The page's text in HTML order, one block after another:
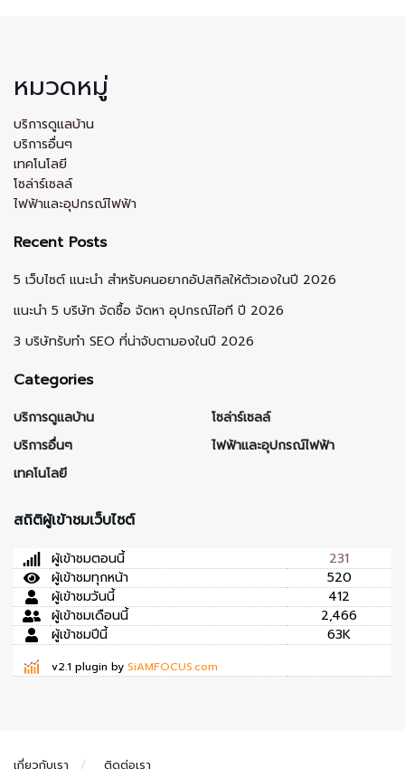
หมวดหมู่
บริการดูแลบ้าน
บริการอื่นๆ
เทคโนโลยี
โซล่าร์เซลล์
ไฟฟ้าและอุปกรณ์ไฟฟ้า
Recent Posts
5 เว็บไซต์ แนะนำ สำหรับคนอยากอัปสกิลให้ตัวเองในปี 2026
แนะนำ 5 บริษัท จัดซื้อ จัดหา อุปกรณ์ไอที ปี 2026
3 บริษัทรับทำ SEO ที่น่าจับตามองในปี 2026
Categories
บริการดูแลบ้าน
บริการอื่นๆ
เทคโนโลยี
โซล่าร์เซลล์
ไฟฟ้าและอุปกรณ์ไฟฟ้า
สถิติผู้เข้าชมเว็บไซต์
ผู้เข้าชมตอนนี้
231
ผู้เข้าชมทุกหน้า
520
ผู้เข้าชมวันนี้
412
ผู้เข้าชมเดือนนี้
2,466
ผู้เข้าชมปีนี้
63K
v2.1 plugin by SiAMFOCUS.com
เกี่ยวกับเรา ติดต่อเรา